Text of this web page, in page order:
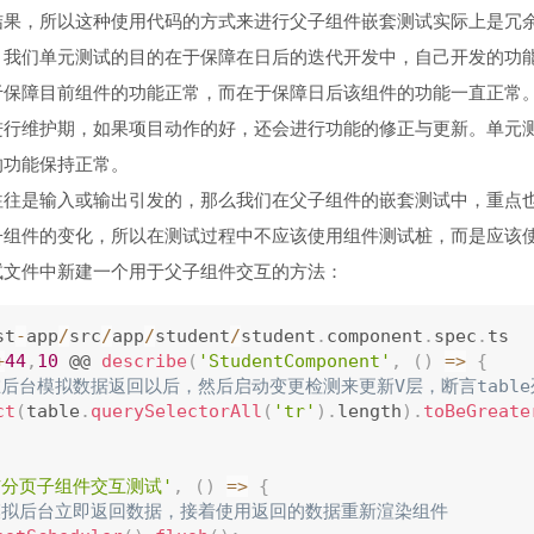
，所以这种使用代码的方式来进行父子组件嵌套测试实际上是冗
们单元测试的目的在于保障在日后的迭代开发中，自己开发的
障目前组件的功能正常，而在于保障日后该组件的功能一直正
维护期，如果项目动作的好，还会进行功能的修正与更新。单
能保持正常。
是输入或输出引发的，那么我们在父子组件的嵌套测试中，重
件的变化，所以在测试过程中不应该使用组件测试桩，而是应该
件中新建一个用于父子组件交互的方法：
-app/src/app/student/student . component . spec . ts
44, 10 @@ describe ( 'StudentComponent' , ( ) => {
台模拟数据返回以后，然后启动变更检测来更新V层，断言
( table . querySelectorAll ( 'tr' ) . length ) .
页子组件交互测试' , ( ) => {
台立即返回数据，接着使用返回的数据重新渲染组件